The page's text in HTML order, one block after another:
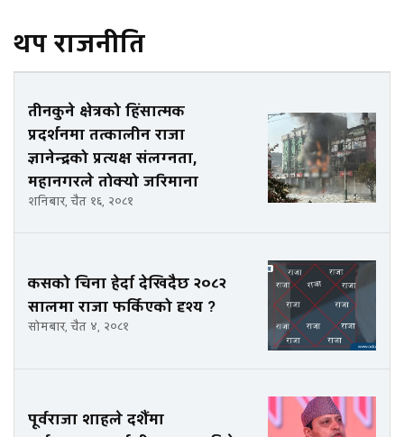
थप राजनीति
तीनकुने क्षेत्रको हिंसात्मक
प्रदर्शनमा तत्कालीन राजा
ज्ञानेन्द्रको प्रत्यक्ष संलग्नता,
महानगरले तोक्यो जरिमाना
शनिबार, चैत १६, २०८१
कसको चिना हेर्दा देखिदैछ २०८२
सालमा राजा फर्किएको दृश्य ?
सोमबार, चैत ४, २०८१
पूर्वराजा शाहले दशैंमा